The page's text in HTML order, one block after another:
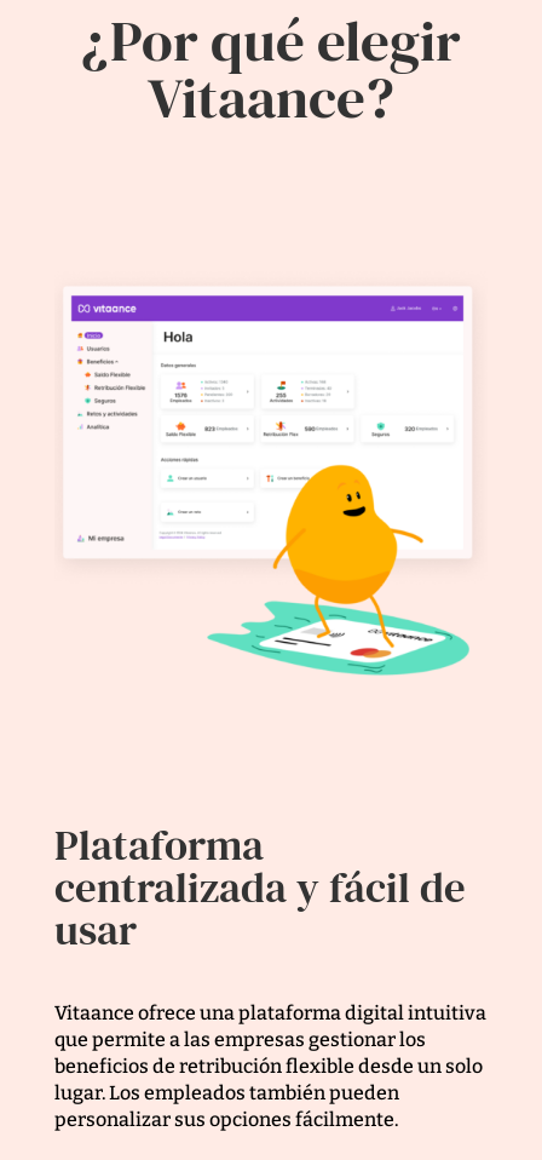
¿Por qué elegir
Vitaance?
Plataforma
centralizada y fácil de
usar
Vitaance ofrece una plataforma digital intuitiva
que permite a las empresas gestionar los
beneficios de retribución flexible desde un solo
lugar. Los empleados también pueden
personalizar sus opciones fácilmente.